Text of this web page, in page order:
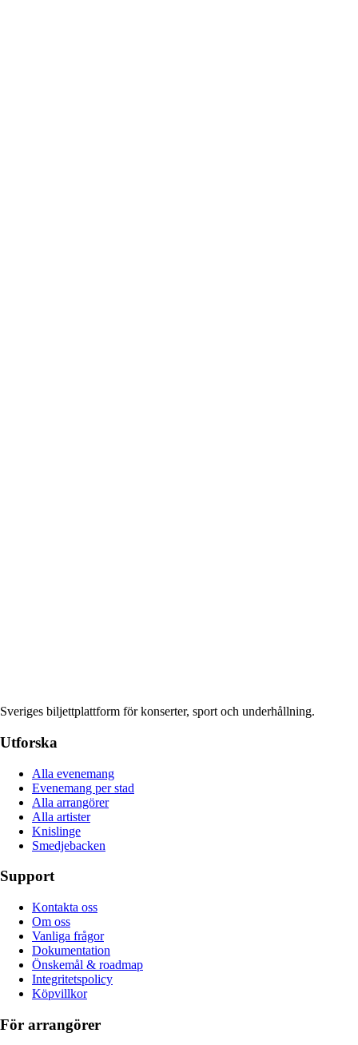
Sveriges biljettplattform för konserter, sport och underhållning.
Utforska
Alla evenemang
Evenemang per stad
Alla arrangörer
Alla artister
Knislinge
Smedjebacken
Support
Kontakta oss
Om oss
Vanliga frågor
Dokumentation
Önskemål & roadmap
Integritetspolicy
Köpvillkor
För arrangörer